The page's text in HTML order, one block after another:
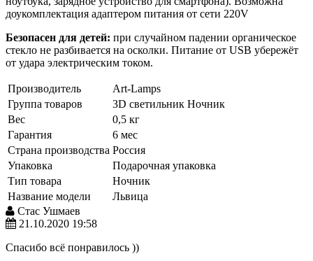
доукомплектация адаптером питания от сети 220V
Безопасен для детей: при случайном падении органическое
стекло не разбивается на осколки. Питание от USB убережёт
от удара электрическим током.
Производитель
Art-Lamps
Группа товаров
3D светильник Ночник
Вес
0,5 кг
Гарантия
6 мес
Страна производства Россия
Упаковка
Подарочная упаковка
Тип товара
Ночник
Название модели
Львица
Стас Ушмаев
21.10.2020 19:58
Спасибо всё понравилось ))